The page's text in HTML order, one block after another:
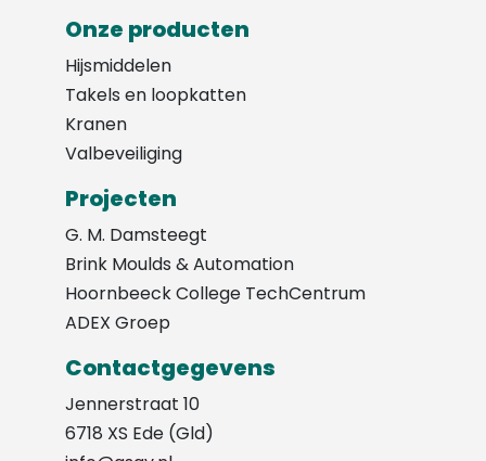
Onze producten
Hijsmiddelen
Takels en loopkatten
Kranen
Valbeveiliging
Projecten
G. M. Damsteegt
Brink Moulds & Automation
Hoornbeeck College TechCentrum
ADEX Groep
Contactgegevens
Jennerstraat 10
6718 XS Ede (Gld)